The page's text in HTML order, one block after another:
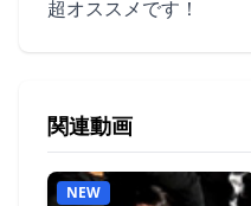
超オススメです！
関連動画
NEW